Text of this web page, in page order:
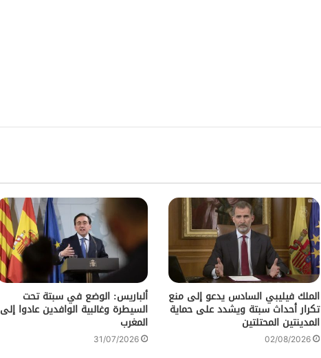
الملك فيليبي السادس يدعو إلى منع
تكرار أحداث سبتة ويشدد على حماية
المدينتين المحتلتين
02/08/2026
ألباريس: الوضع في سبتة تحت
السيطرة وغالبية الوافدين عادوا إلى
المغرب
31/07/2026